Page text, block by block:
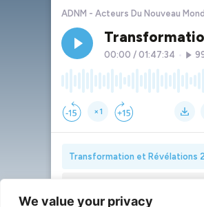
We value your privacy